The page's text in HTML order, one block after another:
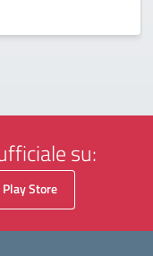
su:
Play Store